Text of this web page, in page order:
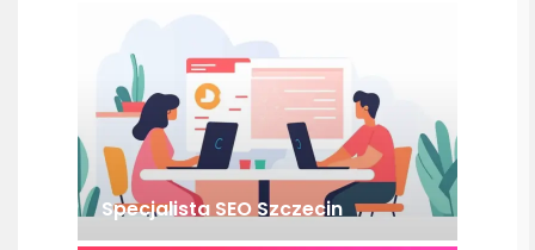
Specjalista SEO Szczecin